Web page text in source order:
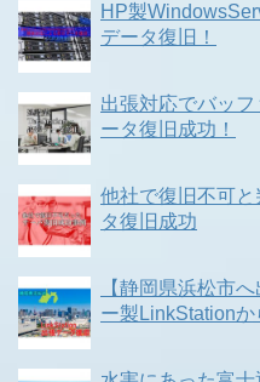
HP製
データ復旧！
出張対応でバッ
ータ復旧成功！
他社で復旧不可
タ復旧成功
【静岡県浜松市
ー製LinkStationか